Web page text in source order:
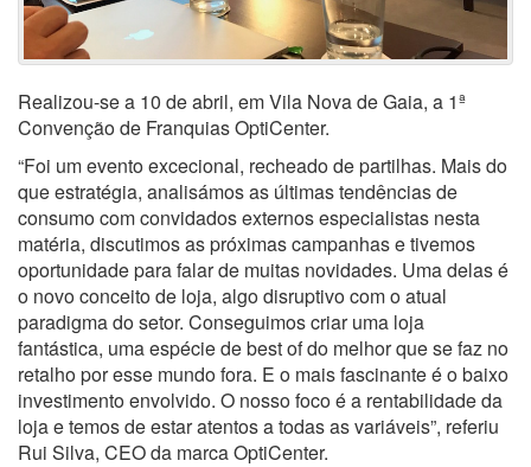
Realizou-se a 10 de abril, em Vila Nova de Gaia, a 1ª
Convenção de Franquias OptiCenter.
“Foi um evento excecional, recheado de partilhas. Mais do
que estratégia, analisámos as últimas tendências de
consumo com convidados externos especialistas nesta
matéria, discutimos as próximas campanhas e tivemos
oportunidade para falar de muitas novidades. Uma delas é
o novo conceito de loja, algo disruptivo com o atual
paradigma do setor. Conseguimos criar uma loja
fantástica, uma espécie de best of do melhor que se faz no
retalho por esse mundo fora. E o mais fascinante é o baixo
investimento envolvido. O nosso foco é a rentabilidade da
loja e temos de estar atentos a todas as variáveis”, referiu
Rui Silva, CEO da marca OptiCenter.